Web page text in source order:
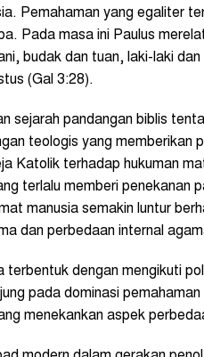
Pemahaman yang egaliter
Pada masa ini Paulus
budak dan tuan, laki-laki
(Gal 3:28).
sejarah pandangan biblis
teologis yang memberikan
Katolik terhadap hukuman
terlalu memberi penekanan
manusia semakin luntur
dan perbedaan internal
terbentuk dengan mengikuti
pada dominasi
menekankan aspek